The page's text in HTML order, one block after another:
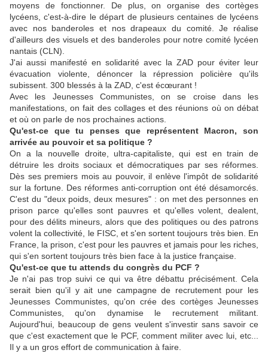
moyens de fonctionner. De plus, on organise des cortèges
lycéens, c'est-à-dire le départ de plusieurs centaines de lycéens
avec nos banderoles et nos drapeaux du comité. Je réalise
d'ailleurs des visuels et des banderoles pour notre comité lycéen
nantais (CLN).
J'ai aussi manifesté en solidarité avec la ZAD pour éviter leur
évacuation violente, dénoncer la répression policière qu'ils
subissent. 300 blessés à la ZAD, c'est écœurant !
Avec les Jeunesses Communistes, on se croise dans les
manifestations, on fait des collages et des réunions où on débat
et où on parle de nos prochaines actions.
Qu'est-ce que tu penses que représentent Macron, son
arrivée au pouvoir et sa politique ?
On a la nouvelle droite, ultra-capitaliste, qui est en train de
détruire les droits sociaux et démocratiques par ses réformes.
Dès ses premiers mois au pouvoir, il enlève l'impôt de solidarité
sur la fortune. Des réformes anti-corruption ont été désamorcés.
C'est du "deux poids, deux mesures" : on met des personnes en
prison parce qu'elles sont pauvres et qu'elles volent, dealent,
pour des délits mineurs, alors que des politiques ou des patrons
volent la collectivité, le FISC, et s'en sortent toujours très bien. En
France, la prison, c'est pour les pauvres et jamais pour les riches,
qui s'en sortent toujours très bien face à la justice française.
Qu'est-ce que tu attends du congrès du PCF ?
Je n'ai pas trop suivi ce qui va être débattu précisément. Cela
serait bien qu'il y ait une campagne de recrutement pour les
Jeunesses Communistes, qu'on crée des cortèges Jeunesses
Communistes, qu'on dynamise le recrutement militant.
Aujourd'hui, beaucoup de gens veulent s'investir sans savoir ce
que c'est exactement que le PCF, comment militer avec lui, etc...
Il y a un gros effort de communication à faire.